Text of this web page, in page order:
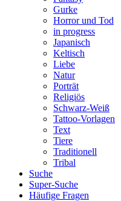
Gurke
Horror und Tod
in progress
Japanisch
Keltisch
Liebe
Natur
Porträt
Religiös
Schwarz-Weiß
Tattoo-Vorlagen
Text
Tiere
Traditionell
Tribal
Suche
Super-Suche
Häufige Fragen